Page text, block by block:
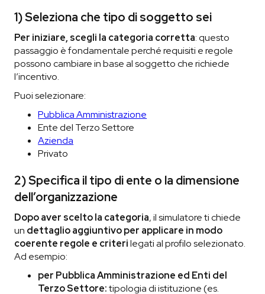
1) Seleziona che tipo di soggetto sei
Per iniziare, scegli la categoria corretta: questo
passaggio è fondamentale perché requisiti e regole
possono cambiare in base al soggetto che richiede
l’incentivo.
Puoi selezionare:
Pubblica Amministrazione
Ente del Terzo Settore
Azienda
Privato
2) Specifica il tipo di ente o la dimensione
dell’organizzazione
Dopo aver scelto la categoria, il simulatore ti chiede
un dettaglio aggiuntivo per applicare in modo
coerente regole e criterilegati al profilo selezionato.
Ad esempio:
per Pubblica Amministrazione ed Enti del
Terzo Settore:tipologia di istituzione (es.